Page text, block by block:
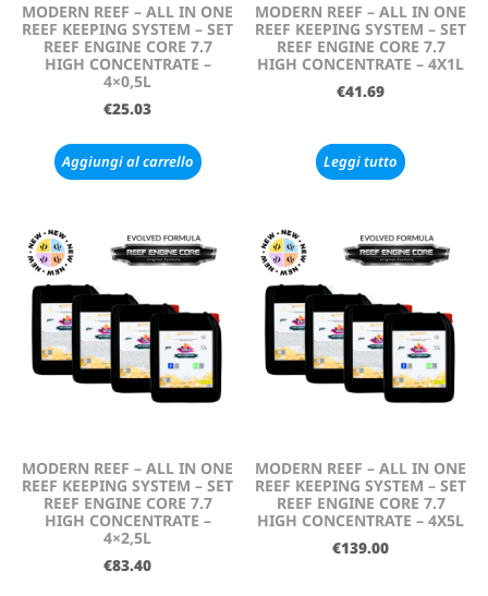
MODERN REEF – ALL IN ONE
REEF KEEPING SYSTEM – SET
REEF ENGINE CORE 7.7
HIGH CONCENTRATE –
4×0,5L
€25.03
Aggiungi al carrello
MODERN REEF – ALL IN ONE
REEF KEEPING SYSTEM – SET
REEF ENGINE CORE 7.7
HIGH CONCENTRATE – 4X1L
€41.69
Leggi tutto
MODERN REEF – ALL IN ONE
REEF KEEPING SYSTEM – SET
REEF ENGINE CORE 7.7
HIGH CONCENTRATE –
4×2,5L
€83.40
MODERN REEF – ALL IN ONE
REEF KEEPING SYSTEM – SET
REEF ENGINE CORE 7.7
HIGH CONCENTRATE – 4X5L
€139.00